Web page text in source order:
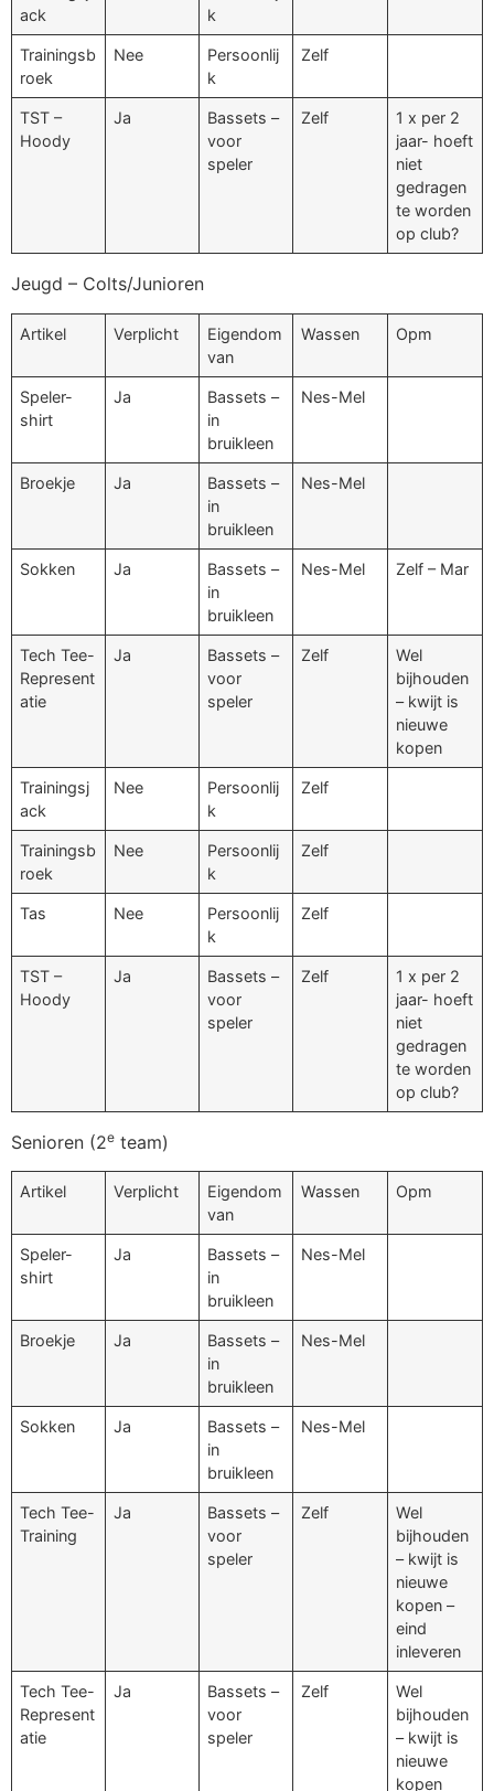
ack
k
Trainingsb
roek
Nee
Persoonlij
k
Zelf
TST –
Hoody
Ja
Bassets –
voor
speler
Zelf
1 x per 2
jaar- hoeft
niet
gedragen
te worden
op club?
Jeugd – Colts/Junioren
Artikel Verplicht
Eigendom
van
Wassen Opm
Speler-
shirt
Ja
Bassets –
in
bruikleen
Nes-Mel
Broekje Ja
Bassets –
in
bruikleen
Nes-Mel
Sokken Ja
Bassets –
in
bruikleen
Nes-Mel Zelf – Mar
Tech Tee-
Represent
atie
Ja
Bassets –
voor
speler
Zelf
Wel
bijhouden
– kwijt is
nieuwe
kopen
Trainingsj
ack
Nee
Persoonlij
k
Zelf
Trainingsb
roek
Nee
Persoonlij
k
Zelf
Tas Nee
Persoonlij
k
Zelf
TST –
Hoody
Ja
Bassets –
voor
speler
Zelf
1 x per 2
jaar- hoeft
niet
gedragen
te worden
op club?
Senioren (2e team)
Artikel Verplicht
Eigendom
van
Wassen Opm
Speler-
shirt
Ja
Bassets –
in
bruikleen
Nes-Mel
Broekje Ja
Bassets –
in
bruikleen
Nes-Mel
Sokken Ja
Bassets –
in
bruikleen
Nes-Mel
Tech Tee-
Training
Ja
Bassets –
voor
speler
Zelf
Wel
bijhouden
– kwijt is
nieuwe
kopen –
eind
inleveren
Tech Tee-
Represent
atie
Ja
Bassets –
voor
speler
Zelf
Wel
bijhouden
– kwijt is
nieuwe
kopen